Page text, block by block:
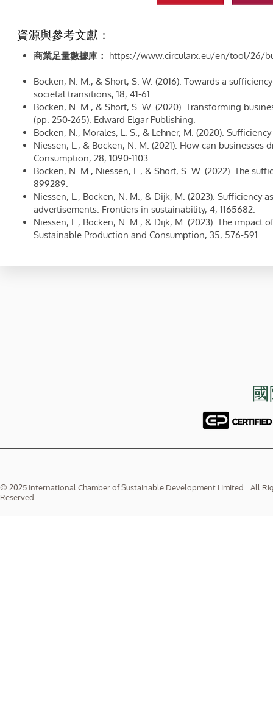
資源與參考文獻：
商業足量數據庫： https://www.circularx.eu/en/tool/26/
Bocken, N. M., & Short, S. W. (2016). Towards a
societal transitions, 18, 41-61.
Bocken, N. M., & Short, S. W. (2020). Transforming
(pp. 250-265). Edward Elgar Publishing.
Bocken, N., Morales, L. S., & Lehner, M. (2020).
Niessen, L., & Bocken, N. M. (2021). How can
Consumption, 28, 1090-1103.
Bocken, N. M., Niessen, L., & Short, S. W. (2022). The
899289.
Niessen, L., Bocken, N. M., & Dijk, M. (2023).
advertisements. Frontiers in sustainability, 4, 1165682.
Niessen, L., Bocken, N. M., & Dijk, M. (2023). The impact
Sustainable Production and Consumption, 35, 576-591.
© 2025 International Chamber of Sustainable Development Limited | All
Reserved